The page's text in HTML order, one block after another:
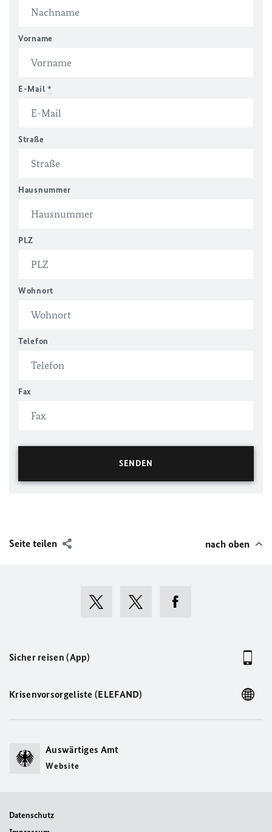
Vorname
E-Mail *
Straße
Hausnummer
PLZ
Wohnort
Telefon
Fax
Seite teilen nach oben
Sicher reisen (App)
Krisenvorsorgeliste (ELEFAND)
Auswärtiges Amt
Website
Datenschutz